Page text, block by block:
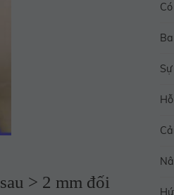
> 2 mm đối